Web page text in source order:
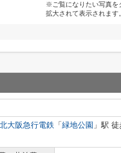
※ご覧になりたい写真を
拡大されて表示されます。
北大阪急行電鉄 「 緑地公園 」駅